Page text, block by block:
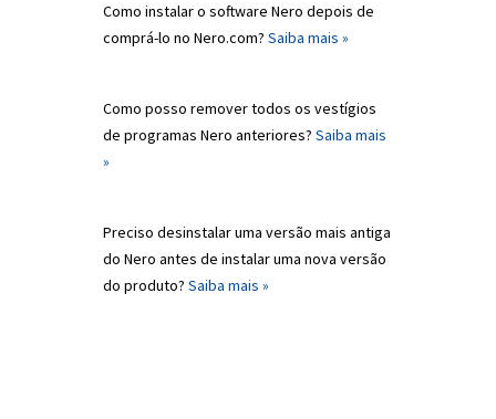
Como instalar o software Nero depois de
comprá-lo no Nero.com? Saiba mais »
Como posso remover todos os vestígios
de programas Nero anteriores? Saiba mais
»
Preciso desinstalar uma versão mais antiga
do Nero antes de instalar uma nova versão
do produto? Saiba mais »